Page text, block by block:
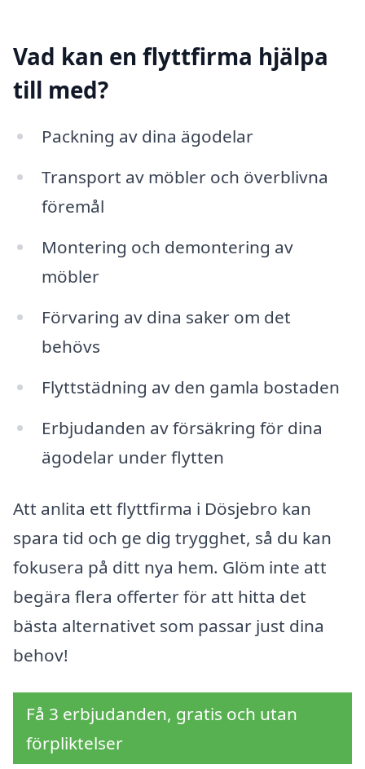
Vad kan en flyttfirma hjälpa
till med?
Packning av dina ägodelar
Transport av möbler och överblivna
föremål
Montering och demontering av
möbler
Förvaring av dina saker om det
behövs
Flyttstädning av den gamla bostaden
Erbjudanden av försäkring för dina
ägodelar under flytten
Att anlita ett flyttfirma i Dösjebro kan
spara tid och ge dig trygghet, så du kan
fokusera på ditt nya hem. Glöm inte att
begära flera offerter för att hitta det
bästa alternativet som passar just dina
behov!
Få 3 erbjudanden, gratis och utan
förpliktelser